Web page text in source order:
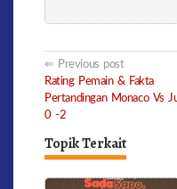
Post
navigation
Previous post
Rating Pemain & Fakta
Pertandingan Monaco Vs
0 -2
Topik Terkait